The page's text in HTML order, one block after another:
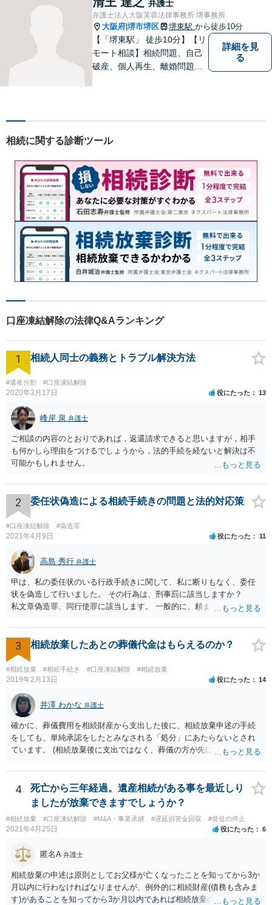
を活かし、迅速な解決を目指
します。【夜間土日祝可】
弁護士
弁護士法人大阪芙蓉法律事務所 堺事務所
大阪府 堺市堺区 堺東駅 から徒歩10分
【「堺東駅」 徒歩10分】【リ
モート相談】相続問題、自己
破産、個人再生、離婚問題な
イス致しますので、お気軽に
詳細を見
る
相続に関する診断ツール
口座凍結解除の法律Q&Aランキング
1 相続人同士の義務とトラブル解決方法
#遺産分割 #口座凍結解除
2020年3月17日 役にたった 13
峰岸 泉 弁護士
ご相談の内容のとおりであれば，返還請求できると思いますが，相手
も何かしら理由をつけるでしょうから，法的手続を経ないと解決は不
可能かもしれません。
2 委任状偽造による相続手続きの問題と法的対応策
#口座凍結解除 #偽造罪
2021年4月9日 役にたった 11
高島 秀行 弁護士
甲は、私の委任状のいる行政手続きに関して、私に断りもなく、委任
状を偽造して行いました。 その行為は、刑事罰に該当しますか？
私文章偽造罪、同行使罪に該当します。 一般的に、頼まれた（委任さ
か？ 委任状を偽造して使用することはまでは依頼の範囲ではない
ので できないと思います。
3 相続放棄したあとの葬儀代金はもらえるのか？
#相続放棄 #相続手続き #口座凍結解除 #相続放棄
2019年2月13日 役にたった 14
井澤 わかな 弁護士
確かに、葬儀費用を相続財産から支出した後に、相続放棄申述の手続
をしても、単純承認をしたとみなされる「処分」にあたらないとされ
ています。 (相続放棄後に支出ではなく、葬儀の方が先に来るのが通常
述の手続ということだと思いますが) ただ、葬儀費用ならいくらでもよ
いということではなく、身分相応の、社会的儀式として当然認められ
る程度の金額に留まると考えた方がよいです。 もし、相続人の皆さん
に葬儀費用を支出する経済力がなく、質素な葬儀を行った費用であれ
ば相続財産から支出しても単純承認と認められない可能性が高いの
で、相続放棄申述が受理される可能性も高いと思います。
4
死亡から三年経過。遺産相続がある事を最近しり
ましたが放棄できますでしょうか？
#相続放棄 #口座凍結解除 #M&A・事業承継 #遅延損害金回収 #督促の停止
2021年4月25日 役にたった 6
匿名A 弁護士
相続放棄の申述は原則としてお父様が亡くなったことを知ってから3か
月以内に行わなければなりませんが、例外的に相続財産(債務も含みま
す)があることを知ってから3か月以内であれば相続放棄の申述が認め